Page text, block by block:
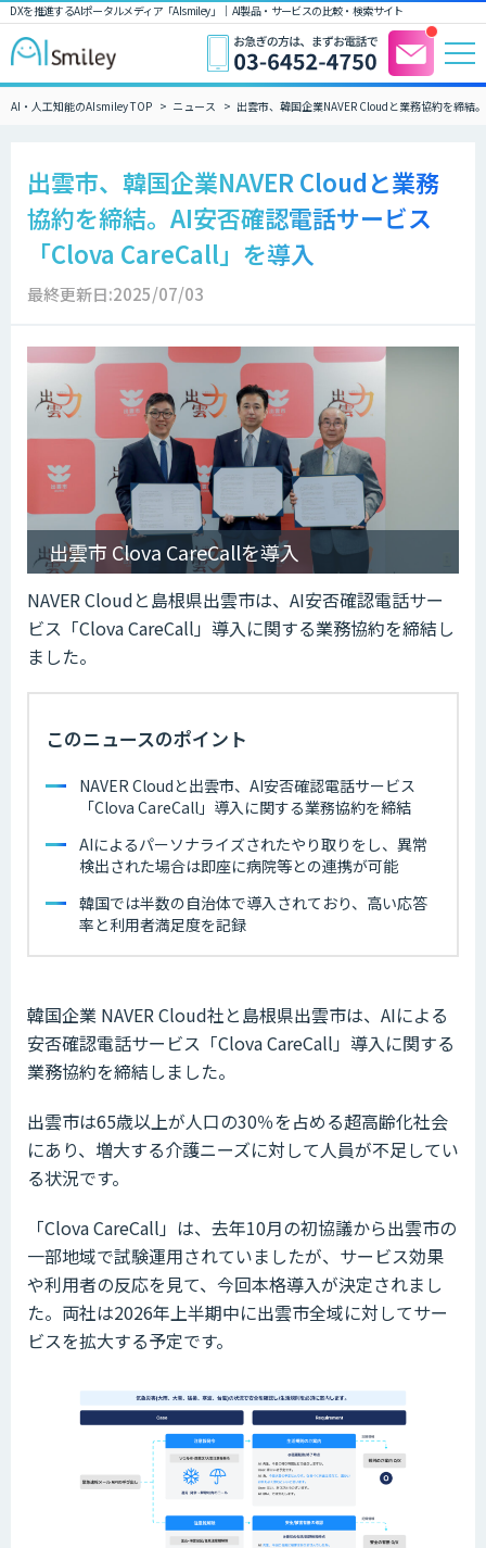
DXを推進するAIポータルメディア「AIsmiley」｜ AI製品・サービスの比較・検索サイト
AI・人工知能のAIsmiley TOP ニュース 出雲市、韓国企業NAVER Cloudと業務協約を締
出雲市、韓国企業NAVER Cloudと業務
協約を締結。AI安否確認電話サービス
「Clova CareCall」を導入
最終更新日:2025/07/03
出雲市 Clova CareCallを導入
NAVER Cloudと島根県出雲市は、AI安否確認電話サー
ビス「Clova CareCall」導入に関する業務協約を締結し
ました。
このニュースのポイント
NAVER Cloudと出雲市、AI安否確認電話サービス
「Clova CareCall」導入に関する業務協約を締結
AIによるパーソナライズされたやり取りをし、異常
検出された場合は即座に病院等との連携が可能
韓国では半数の自治体で導入されており、高い応答
率と利用者満足度を記録
韓国企業 NAVER Cloud社と島根県出雲市は、AIによる
安否確認電話サービス「Clova CareCall」導入に関する
業務協約を締結しました。
出雲市は65歳以上が人口の30％を占める超高齢化社会
にあり、増大する介護ニーズに対して人員が不足してい
る状況です。
「Clova CareCall」は、去年10月の初協議から出雲市の
一部地域で試験運用されていましたが、サービス効果
や利用者の反応を見て、今回本格導入が決定されまし
た。両社は2026年上半期中に出雲市全域に対してサー
ビスを拡大する予定です。